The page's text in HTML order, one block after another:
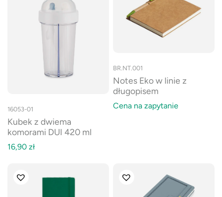
16053-01
Kubek z dwiema
komorami DUI 420 ml
16,90 zł
BR.NT.001
Notes Eko w linie z
długopisem
Cena na zapytanie